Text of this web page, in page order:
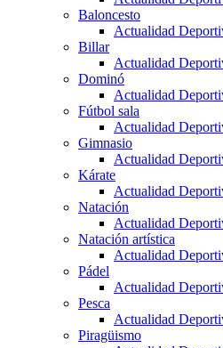
Baloncesto
Actualidad
Billar
Actualidad
Dominó
Actualidad
Fútbol sala
Actualidad
Gimnasio
Actualidad
Kárate
Actualidad
Natación
Actualidad
Natación artística
Actualidad
Pádel
Actualidad
Pesca
Actualidad
Piragüismo